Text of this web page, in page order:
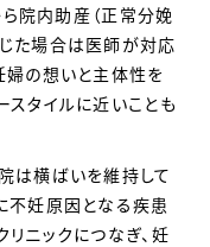
院内助産（正常分娩
た場合は医師が対応
婦の想いと主体性を
スタイルに近いことも
は横ばいを維持して
不妊原因となる疾患
ニックにつなぎ、妊